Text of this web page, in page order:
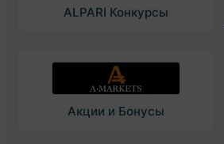
ALPARI Конкурсы
Акции и Бонусы